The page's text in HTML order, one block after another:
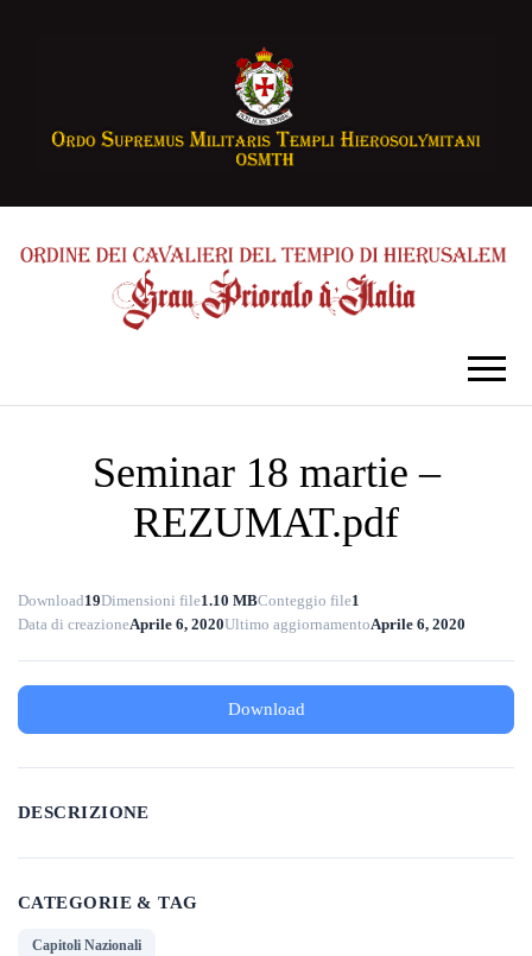
Seminar 18 martie –
REZUMAT.pdf
Download19Dimensioni file1.10 MBConteggio file1
Data di creazioneAprile 6, 2020Ultimo aggiornamentoAprile 6, 2020
Download
DESCRIZIONE
CATEGORIE & TAG
Capitoli Nazionali